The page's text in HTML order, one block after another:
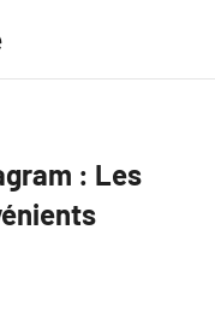
: Les